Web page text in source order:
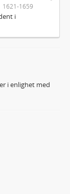
1621-1659
i
i enlighet med